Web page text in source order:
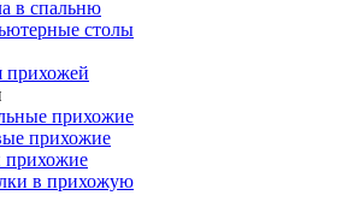
в спальню
столы
прихожей
прихожие
прихожие
в прихожую